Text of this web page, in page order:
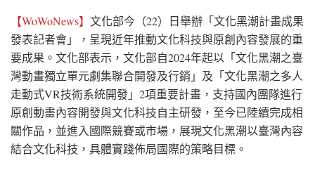
【WoWoNews】 文化部今（22）日舉辦「文化黑潮計畫成果
發表記者會」，呈現近年推動文化科技與原創內容發展的重
要成果。文化部表示，文化部自2024年起以「文化黑潮之臺
灣動畫獨立單元劇集聯合開發及行銷」及「文化黑潮之多人
走動式VR技術系統開發」2項重要計畫，支持國內團隊進行
原創動畫內容開發與文化科技自主研發，至今已陸續完成相
關作品，並進入國際競賽或市場，展現文化黑潮以臺灣內容
結合文化科技，具體實踐佈局國際的策略目標。